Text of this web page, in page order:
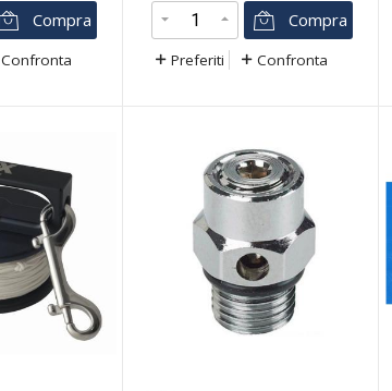
Compra
Confronta
Compra
Preferiti Confronta
€349,00 €650,00